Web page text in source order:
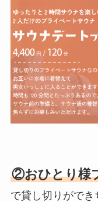
②おひとり様
で貸し切りができ